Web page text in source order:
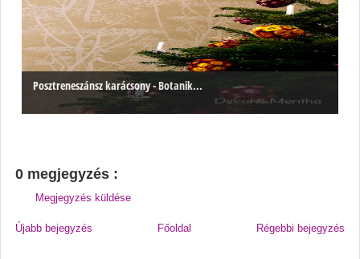
Posztreneszánsz karácsony - Botanik...
0 megjegyzés :
Megjegyzés küldése
Újabb bejegyzés Régebbi bejegyzés
Főoldal